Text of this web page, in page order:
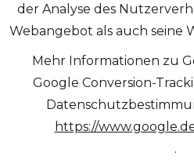
der Analyse des
Webangebot als auch seine
Mehr Informationen zu
Google Conversion-
https://
.